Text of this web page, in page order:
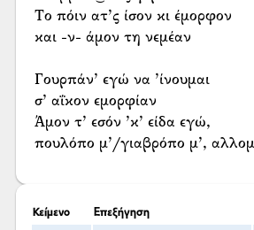
Το πόιν ατ’ς ίσον κι έμορφον
και -ν- άμον τη νεμέαν
Γουρπάν’ εγώ να ’ίνουμαι
σ’ αΐκον εμορφίαν
Άμον τ’ εσόν ’κ’ είδα εγώ,
πουλόπο μ’/γιαβρόπο μ’,
Κείμενο Επεξήγηση